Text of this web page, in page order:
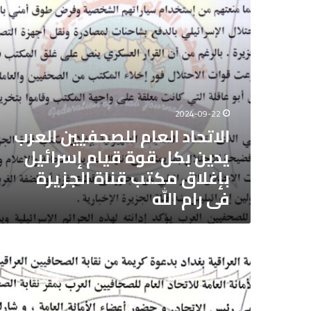
قوة
قيام
إسرائيل
بإغلاق
مكتب
قناة
الجزيرة
فى
الله
2024-09-22
الاتحاد العام للصحفيين العرب
يدين بكل قوة قيام إسرائيل
بإغلاق مكتب قناة الجزيرة
فى رام الله
العام
للصحفيين
العرب
اجتماع